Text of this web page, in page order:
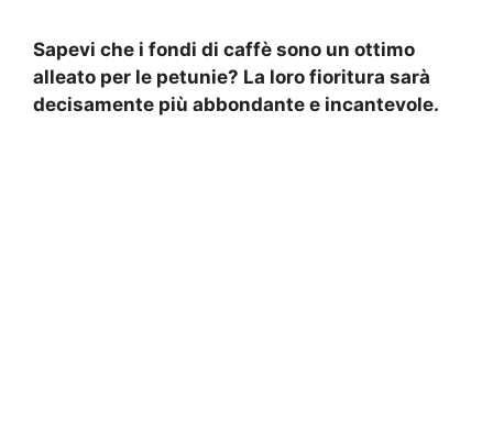
Sapevi che i fondi di caffè sono un ottimo
alleato per le petunie? La loro fioritura sarà
decisamente più abbondante e incantevole.